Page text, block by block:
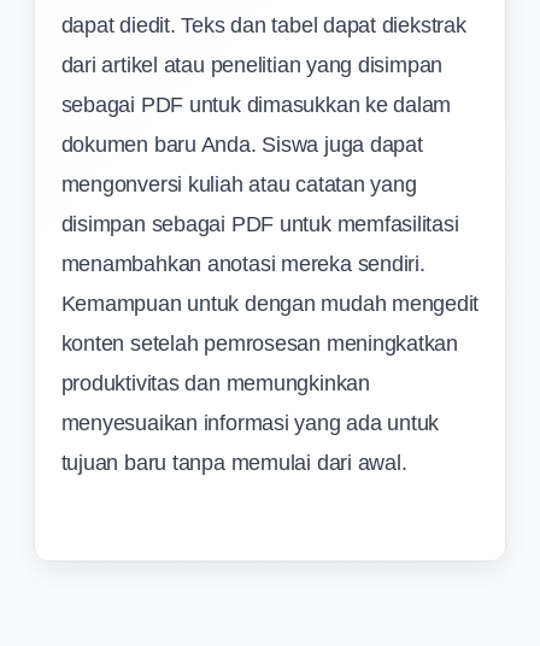
dapat diedit. Teks dan tabel dapat diekstrak
dari artikel atau penelitian yang disimpan
sebagai PDF untuk dimasukkan ke dalam
dokumen baru Anda. Siswa juga dapat
mengonversi kuliah atau catatan yang
disimpan sebagai PDF untuk memfasilitasi
menambahkan anotasi mereka sendiri.
Kemampuan untuk dengan mudah mengedit
konten setelah pemrosesan meningkatkan
produktivitas dan memungkinkan
menyesuaikan informasi yang ada untuk
tujuan baru tanpa memulai dari awal.